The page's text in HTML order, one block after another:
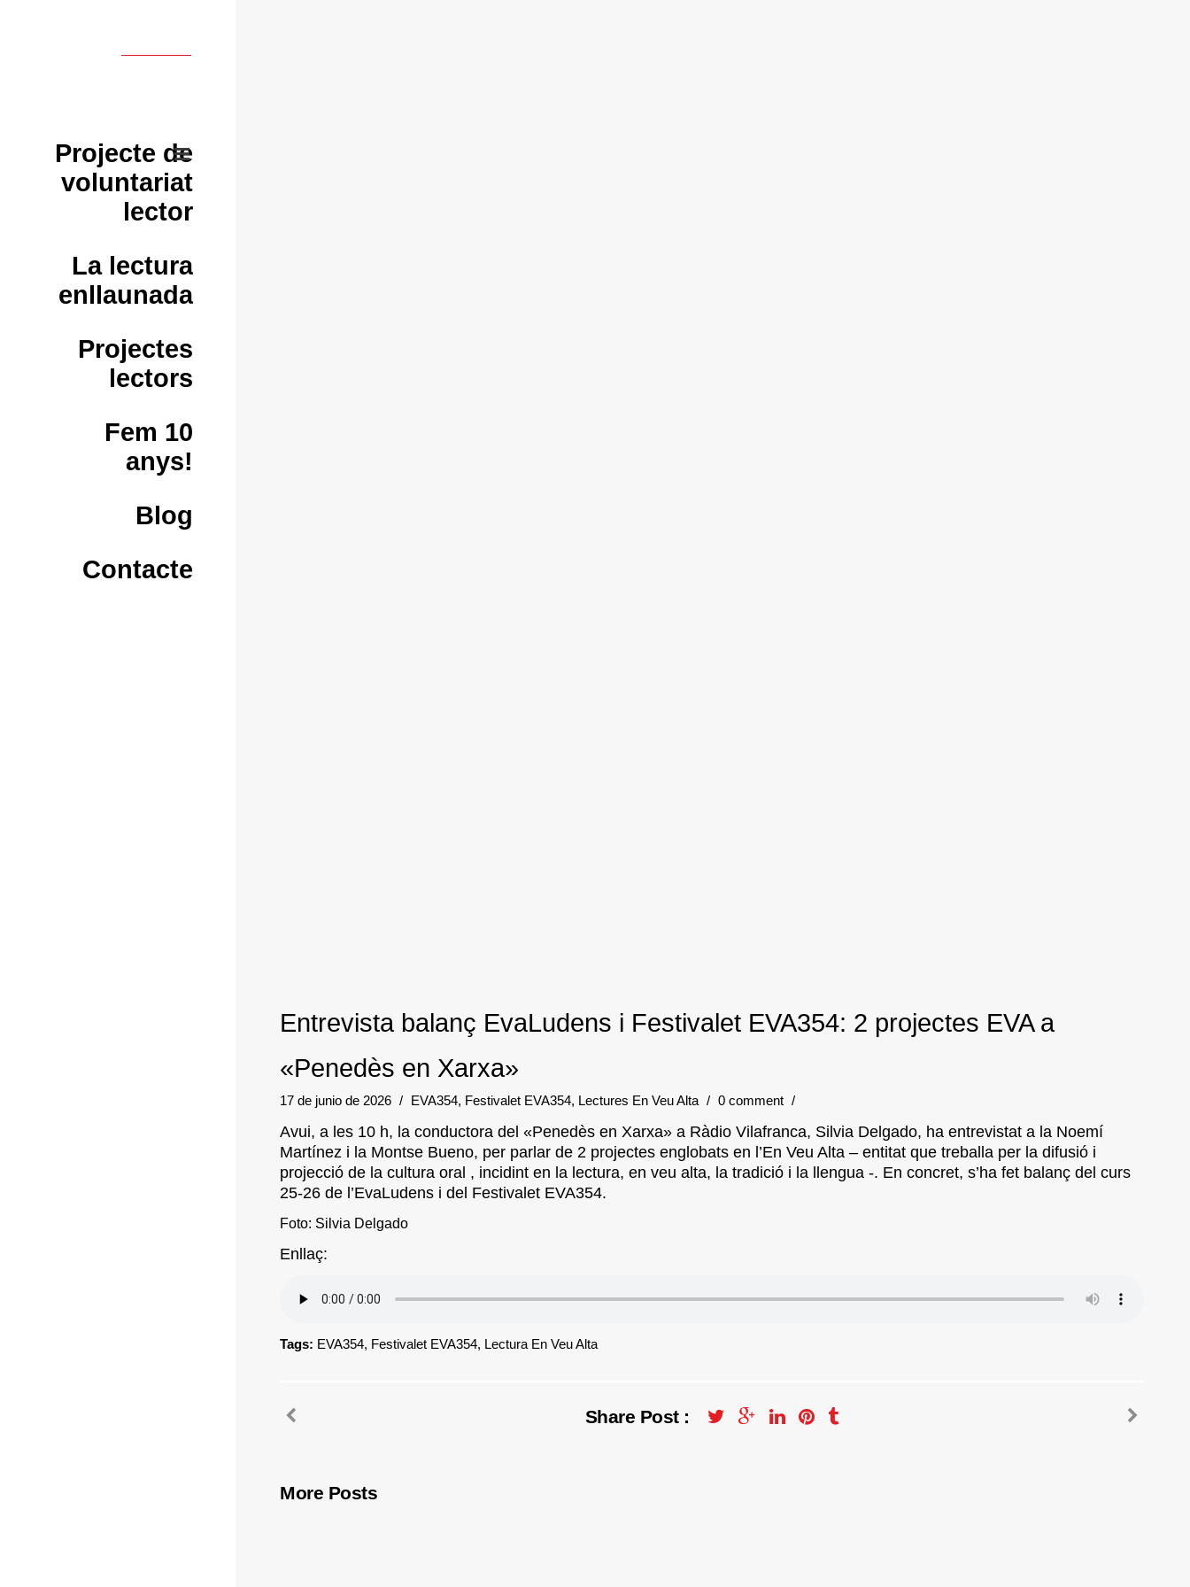
Projecte de
voluntariat
lector
La lectura
enllaunada
Projectes
lectors
Fem 10
anys!
Blog
Contacte
Entrevista balanç EvaLudens i Festivalet EVA354: 2 projectes EVA a
«Penedès en Xarxa»
17 de junio de 2026 / EVA354, Festivalet EVA354, Lectures En Veu Alta / 0 comment /
Avui, a les 10 h, la conductora del «Penedès en Xarxa» a Ràdio Vilafranca, Silvia Delgado, ha entrevistat a la Noemí
Martínez i la Montse Bueno, per parlar de 2 projectes englobats en l’En Veu Alta – entitat que treballa per la difusió i
projecció de la cultura oral , incidint en la lectura, en veu alta, la tradició i la llengua -. En concret, s’ha fet balanç del curs
25-26 de l’EvaLudens i del Festivalet EVA354.
Foto: Silvia Delgado
Enllaç:
Tags: EVA354, Festivalet EVA354, Lectura En Veu Alta
Share Post :
More Posts